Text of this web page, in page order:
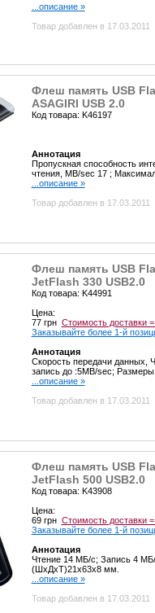
...описание »
Товар добавлен в 17.03.2011
Флеш память USB
ASAGIRI USB 2.0
Код товара: K46197
Аннотация
Пропускная способность
чтения, MB/sec 17 ;
...описание »
Товар добавлен в 17.03.2011
Флеш память USB
JetFlash 330 USB2.0
Код товара: K44991
Цена:
77 грн Стоимость доставки =
Заказывайте более 1-й
Аннотация
Скорость передачи данных,
запись до :5MB/sec;
...описание »
Товар добавлен в 17.03.2011
Флеш память USB
JetFlash 500 USB2.0
Код товара: K43908
Цена:
69 грн Стоимость доставки =
Заказывайте более 1-й
Аннотация
Чтение 14 МБ/с; Запись 4
(ШхДхТ)21x63x8 мм.
...описание »
Товар добавлен в 17.03.2011